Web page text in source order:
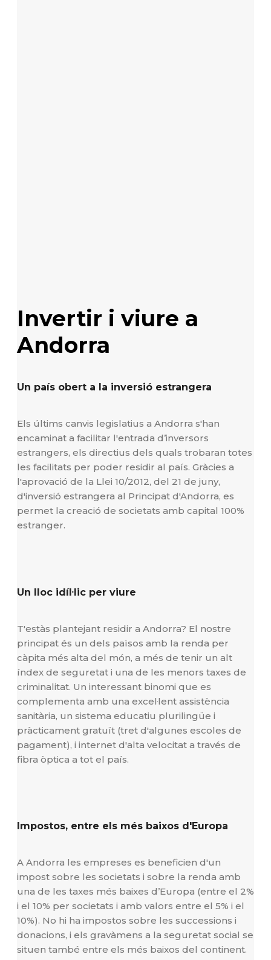
Invertir i viure a
Andorra
Un país obert a la inversió estrangera
Els últims canvis legislatius a Andorra s'han
encaminat a facilitar l'entrada d’inversors
estrangers, els directius dels quals trobaran totes
les facilitats per poder residir al país. Gràcies a
l'aprovació de la Llei 10/2012, del 21 de juny,
d'inversió estrangera al Principat d'Andorra, es
permet la creació de societats amb capital 100%
estranger.
Un lloc idíl·lic per viure
T'estàs plantejant residir a Andorra? El nostre
principat és un dels països amb la renda per
càpita més alta del món, a més de tenir un alt
índex de seguretat i una de les menors taxes de
criminalitat. Un interessant binomi que es
complementa amb una excel·lent assistència
sanitària, un sistema educatiu plurilingüe i
pràcticament gratuït (tret d'algunes escoles de
pagament), i internet d'alta velocitat a través de
fibra òptica a tot el país.
Impostos, entre els més baixos d'Europa
A Andorra les empreses es beneficien d'un
impost sobre les societats i sobre la renda amb
una de les taxes més baixes d’Europa (entre el 2%
i el 10% per societats i amb valors entre el 5% i el
10%). No hi ha impostos sobre les successions i
donacions, i els gravàmens a la seguretat social se
situen també entre els més baixos del continent.